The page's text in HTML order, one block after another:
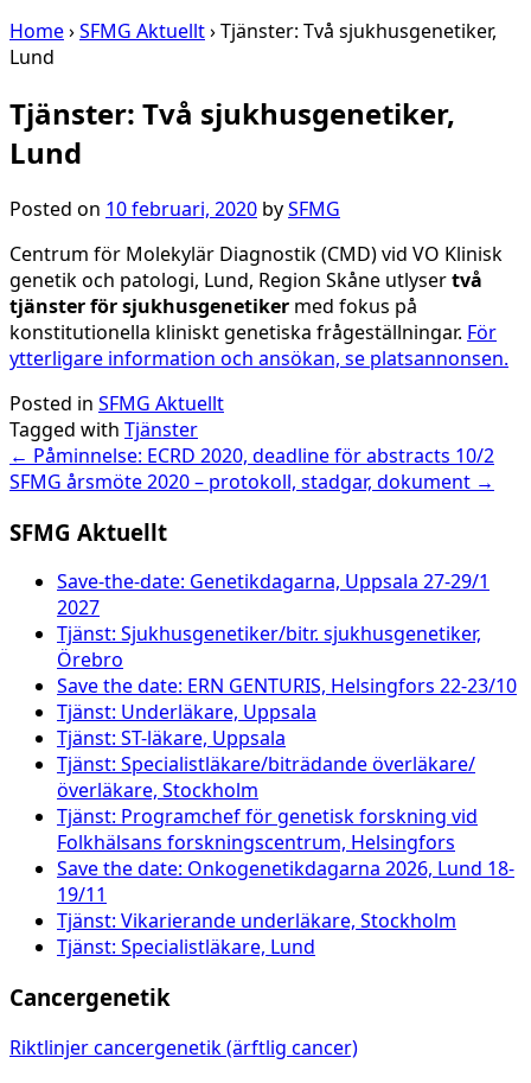
Home›SFMG Aktuellt›Tjänster: Två sjukhusgenetiker,
Lund
Tjänster: Två sjukhusgenetiker,
Lund
Posted on 10 februari, 2020 bySFMG
Centrum för Molekylär Diagnostik (CMD) vid VO Klinisk
genetik och patologi, Lund, Region Skåne utlysertvå
tjänster för sjukhusgenetiker med fokus på
konstitutionella kliniskt genetiska frågeställningar. För
ytterligare information och ansökan, se platsannonsen.
Posted in SFMG Aktuellt
Tagged with Tjänster
Post
navigation
← Påminnelse: ECRD 2020, deadline för abstracts 10/2
SFMG årsmöte 2020 – protokoll, stadgar, dokument →
SFMG Aktuellt
Save-the-date: Genetikdagarna, Uppsala 27-29/1
2027
Tjänst: Sjukhusgenetiker/bitr. sjukhusgenetiker,
Örebro
Save the date: ERN GENTURIS, Helsingfors 22-23/10
Tjänst: Underläkare, Uppsala
Tjänst: ST-läkare, Uppsala
Tjänst: Specialistläkare/biträdande överläkare/
överläkare, Stockholm
Tjänst: Programchef för genetisk forskning vid
Folkhälsans forskningscentrum, Helsingfors
Save the date: Onkogenetikdagarna 2026, Lund 18-
19/11
Tjänst: Vikarierande underläkare, Stockholm
Tjänst: Specialistläkare, Lund
Cancergenetik
Riktlinjer cancergenetik (ärftlig cancer)